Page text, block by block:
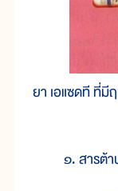
ยา เอแซดที ที่มี
๑. สารต้านไ